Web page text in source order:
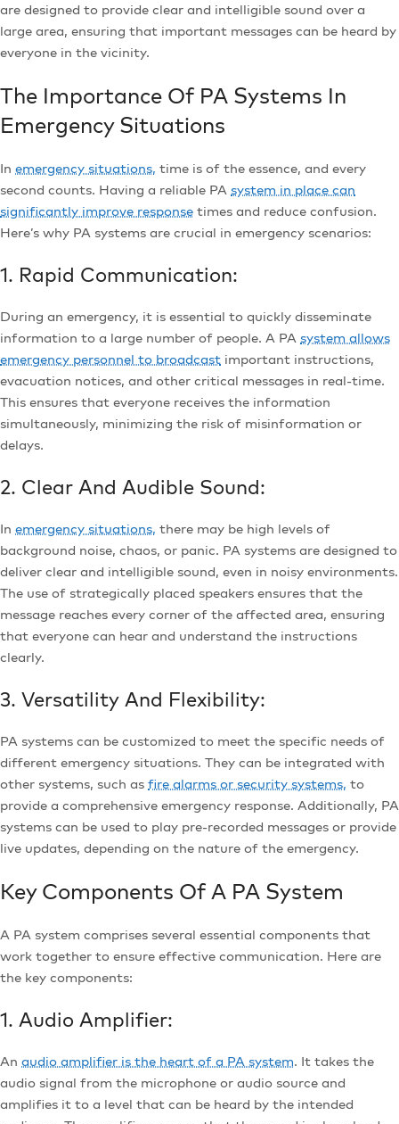
are designed to provide clear and intelligible sound over a
large area, ensuring that important messages can be heard by
everyone in the vicinity.
The Importance Of PA Systems In
Emergency Situations
In emergency situations, time is of the essence, and every
second counts. Having a reliable PA system in place can
significantly improve response times and reduce confusion.
Here’s why PA systems are crucial in emergency scenarios:
1. Rapid Communication:
During an emergency, it is essential to quickly disseminate
information to a large number of people. A PA system allows
emergency personnel to broadcast important instructions,
evacuation notices, and other critical messages in real-time.
This ensures that everyone receives the information
simultaneously, minimizing the risk of misinformation or
delays.
2. Clear And Audible Sound:
In emergency situations, there may be high levels of
background noise, chaos, or panic. PA systems are designed to
deliver clear and intelligible sound, even in noisy environments.
The use of strategically placed speakers ensures that the
message reaches every corner of the affected area, ensuring
that everyone can hear and understand the instructions
clearly.
3. Versatility And Flexibility:
PA systems can be customized to meet the specific needs of
different emergency situations. They can be integrated with
other systems, such as fire alarms or security systems, to
provide a comprehensive emergency response. Additionally, PA
systems can be used to play pre-recorded messages or provide
live updates, depending on the nature of the emergency.
Key Components Of A PA System
A PA system comprises several essential components that
work together to ensure effective communication. Here are
the key components:
1. Audio Amplifier:
An audio amplifier is the heart of a PA system. It takes the
audio signal from the microphone or audio source and
amplifies it to a level that can be heard by the intended